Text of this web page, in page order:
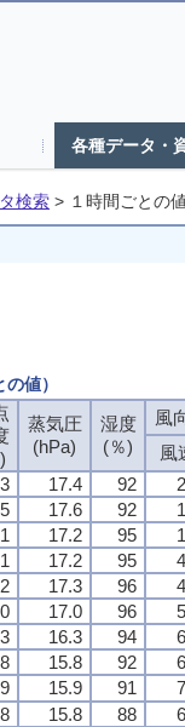
各種データ・
検索 > １時間ごとの
値）
蒸気圧
(hPa)
湿度
(％)
風
風
17.4 92
17.6 92
17.2 95
17.2 95
17.3 96
17.0 96
16.3 94
15.8 92
15.9 91
15.8 88